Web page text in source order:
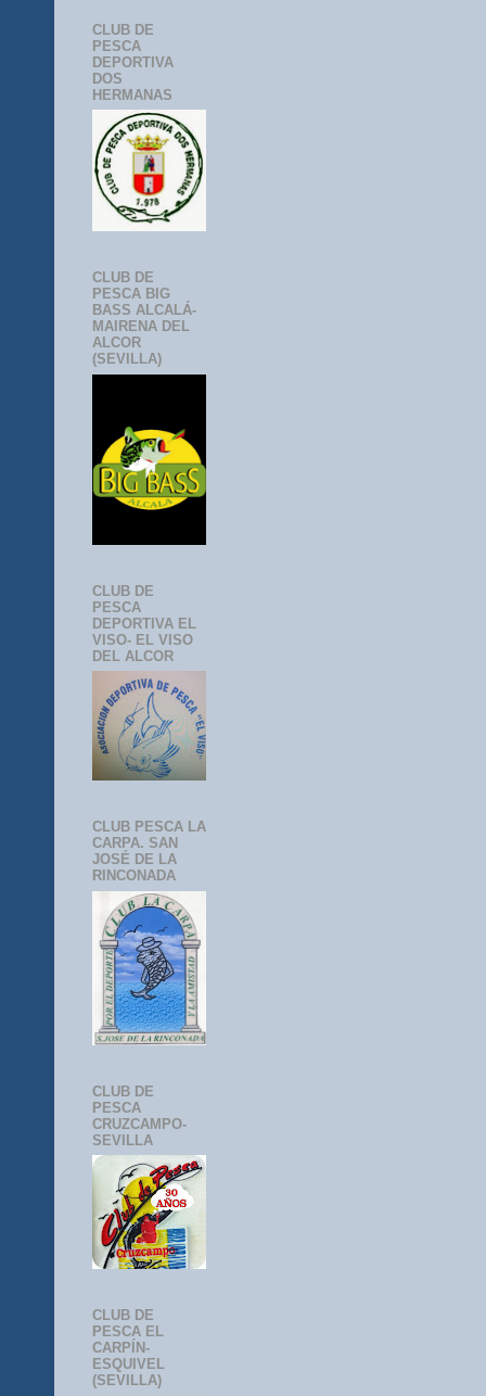
CLUB DE
PESCA
DEPORTIVA
DOS
HERMANAS
CLUB DE
PESCA BIG
BASS ALCALÁ-
MAIRENA DEL
ALCOR
(SEVILLA)
CLUB DE
PESCA
DEPORTIVA EL
VISO- EL VISO
DEL ALCOR
CLUB PESCA LA
CARPA. SAN
JOSÉ DE LA
RINCONADA
CLUB DE
PESCA
CRUZCAMPO-
SEVILLA
CLUB DE
PESCA EL
CARPÍN-
ESQUIVEL
(SEVILLA)